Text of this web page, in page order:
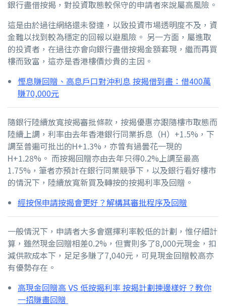
銀行盡借按揭，對投資取態較保守的申請者來說屬高風險。
這是由於過往網絡還未發達，以致投資市場透明度不及，資
金難以找到較為穩定的回報以避風險。 另一方面，屬進取
的投資者，在過往亦會向銀行盡借按揭金額套現，繼而再買
樓而致富，這亦是香港樓價炒貴的主因。
慳息賺回贈、高息戶口對沖利息 按揭借到盡：借400萬
賺70,000元
隨銀行陸續放寬按揭審批條款，按揭優惠亦跟隨樓市取態而
陸續上調，利率由去年香港銀行同業拆息（H）+1.5%，下
調至普遍可批出的H+1.3%，亦曾有過曇花一現的
H+1.28%。 而按揭回贈亦由去年只得0.2%上調至最高
1.75%，筆者亦預計在銀行同業競爭下，以及銀行看好樓市
的情況下，陸續放寬新買及轉按的按揭利率及回贈。
經按保申請按揭會更好？解構其審批程序及回贈
一般情況下，申請者大多會選擇利率較低的計劃，惟仔細計
算，雖然現金回贈相差0.2%，但實則多了8,000元現金，扣
減供款成本下，足足多賺了7,040元，可見現金回贈較高亦
有優勢存在。
高現金回贈高 VS 低按揭利率 按揭計劃揀邊樣好？教你
一招賺盡回贈